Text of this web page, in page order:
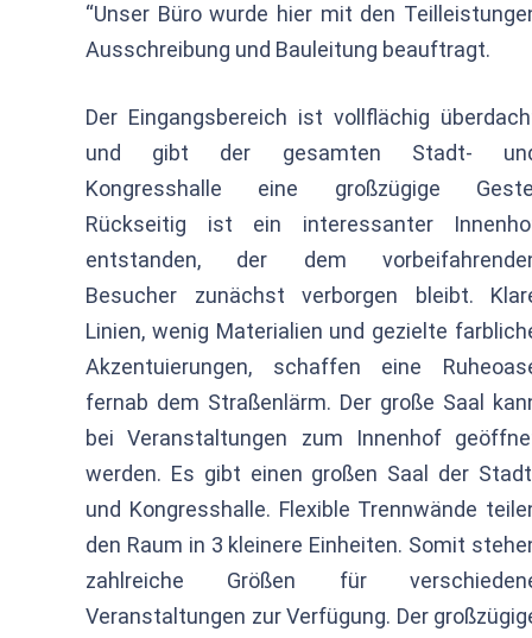
“Unser Büro wurde hier mit den
Ausschreibung und Bauleitung beauftragt.
Der Eingangsbereich ist vollflächig
und gibt der gesamten Stadt-
Kongresshalle eine großzügige
Rückseitig ist ein interessanter
entstanden, der dem
Besucher zunächst verborgen bleibt.
Linien, wenig Materialien und gezielte
Akzentuierungen, schaffen eine
fernab dem Straßenlärm. Der große Saal
bei Veranstaltungen zum Innenhof
werden. Es gibt einen großen Saal der
und Kongresshalle. Flexible Trennwände
den Raum in 3 kleinere Einheiten. Somit
zahlreiche Größen für
Veranstaltungen zur Verfügung. Der